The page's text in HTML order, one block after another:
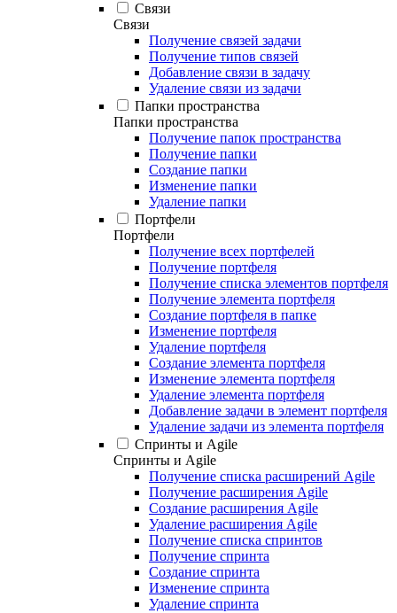
Связи
Связи
Получение связей задачи
Получение типов связей
Добавление связи в задачу
Удаление связи из задачи
Папки пространства
Папки пространства
Получение папок пространства
Получение папки
Создание папки
Изменение папки
Удаление папки
Портфели
Портфели
Получение всех портфелей
Получение портфеля
Получение списка элементов портфеля
Получение элемента портфеля
Создание портфеля в папке
Изменение портфеля
Удаление портфеля
Создание элемента портфеля
Изменение элемента портфеля
Удаление элемента портфеля
Добавление задачи в элемент портфеля
Удаление задачи из элемента портфеля
Спринты и Agile
Спринты и Agile
Получение списка расширений Agile
Получение расширения Agile
Создание расширения Agile
Удаление расширения Agile
Получение списка спринтов
Получение спринта
Создание спринта
Изменение спринта
Удаление спринта